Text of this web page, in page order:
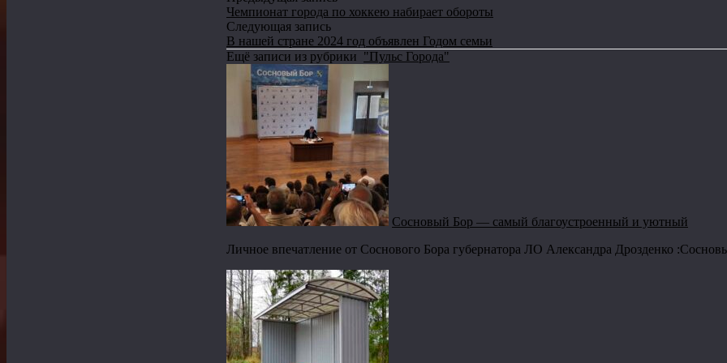
Чемпионат города по хоккею набирает обороты
Следующая запись
В нашей стране 2024 год объявлен Годом семьи
Ещё записи из рубрики "Пульс Города"
Сосновый Бор — самый благоустроенный и уютный
Личное впечатление от Соснового Бора губернатора ЛО Александра Дрозденко